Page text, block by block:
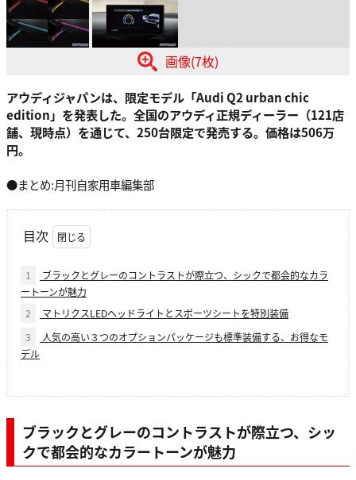
画像(7枚)
アウディジャパンは、限定モデル「Audi Q2 urban chic
edition」を発表した。全国のアウディ正規ディーラー（121店
舗、現時点）を通じて、250台限定で発売する。価格は506万
円。
●まとめ:月刊自家用車編集部
目次
1
ブラックとグレーのコントラストが際立つ、シックで都会的なカラ
ートーンが魅力
2
マトリクスLEDヘッドライトとスポーツシートを特別装備
3
人気の高い３つのオプションパッケージも標準装備する、お得なモ
デル
ブラックとグレーのコントラストが際立つ、シッ
クで都会的なカラートーンが魅力